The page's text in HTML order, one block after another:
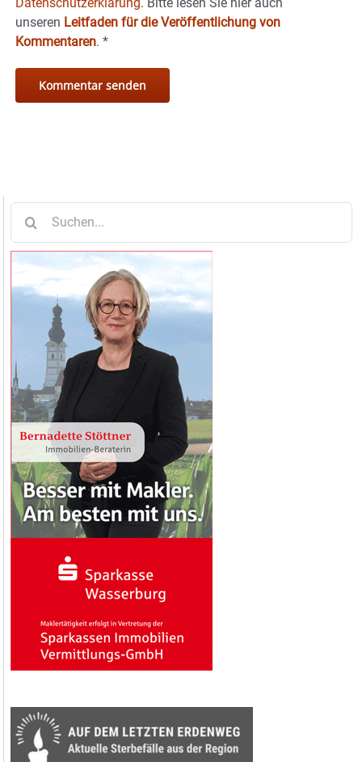
unseren Leitfaden für die Veröffentlichung von
Kommentaren. *
nach: